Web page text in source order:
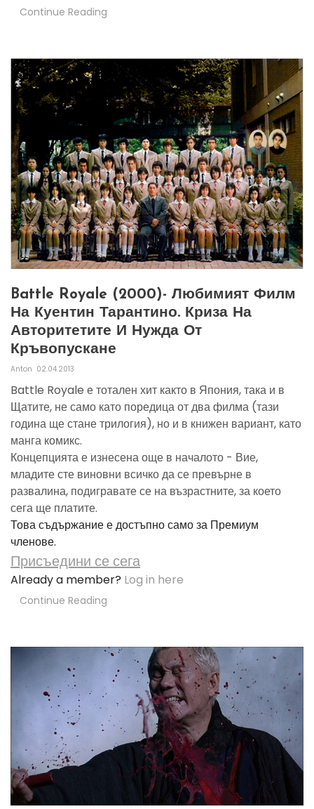
Continue Reading
Battle Royale (2000)- Любимият Филм
На Куентин Тарантино. Криза На
Авторитетите И Нужда От
Кръвопускане
Anton 02.04.2013
Battle Royale е тотален хит както в Япония, така и в
Щатите, не само като поредица от два филма (тази
година ще стане трилогия), но и в книжен вариант, като
манга комикс.
Концепцията е изнесена още в началото - Вие,
младите сте виновни всичко да се превърне в
развалина, подигравате се на възрастните, за което
сега ще платите.
Това съдържание е достъпно само за Премиум
членове.
Присъедини се сега
Already a member? Log in here
Continue Reading